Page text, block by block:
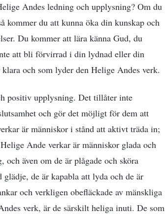
Andes ledning och upplysning? Om du
kommer du att kunna öka din kunskap och
Du kommer att lära känna Gud, du
att bli förvirrad i din lydnad eller din
och som lyder den Helige Andes verk.
positiv upplysning. Det tillåter inte
och gör det möjligt för dem att
är människor i stånd att aktivt träda in;
Ande verkar är människor glada och
även om de är plågade och sköra
de är kapabla att lyda och de är
och verkligen obefläckade av mänskliga
verk, är de särskilt heliga inuti. De som